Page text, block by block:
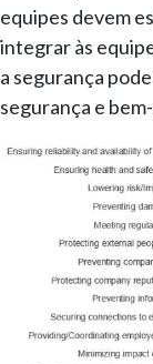
equipes devem
integrar às
a segurança
segurança e